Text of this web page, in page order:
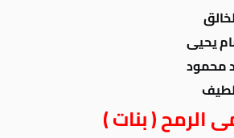
يحيى
محمود
الرمح ( بنات )